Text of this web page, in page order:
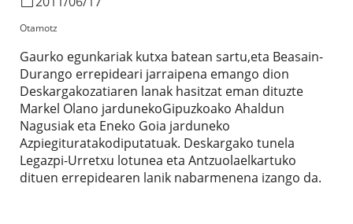
Otamotz
Gaurko egunkariak kutxa batean sartu,eta Beasain-
Durango errepideari jarraipena emango dion
Deskargakozatiaren lanak hasitzat eman dituzte
Markel Olano jardunekoGipuzkoako Ahaldun
Nagusiak eta Eneko Goia jarduneko
Azpiegituratakodiputatuak. Deskargako tunela
Legazpi-Urretxu lotunea eta Antzuolaelkartuko
dituen errepidearen lanik nabarmenena izango da.